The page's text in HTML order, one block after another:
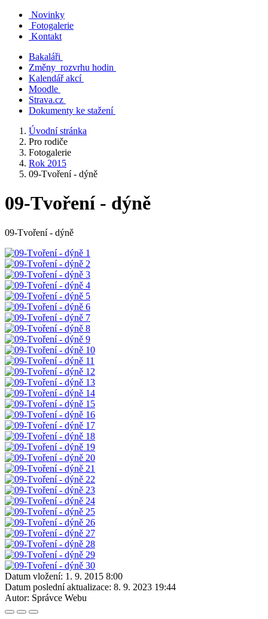
Novinky
Fotogalerie
Kontakt
Bakaláři
Změny rozvrhu hodin
Kalendář akcí
Moodle
Strava.cz
Dokumenty ke stažení
Úvodní stránka
Pro rodiče
Fotogalerie
Rok 2015
09-Tvoření - dýně
09-Tvoření - dýně
09-Tvoření - dýně
Datum vložení: 1. 9. 2015 8:00
Datum poslední aktualizace: 8. 9. 2023 19:44
Autor: Správce Webu